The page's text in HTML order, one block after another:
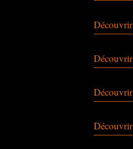
Découvrir
Découvrir
Découvrir
Découvrir